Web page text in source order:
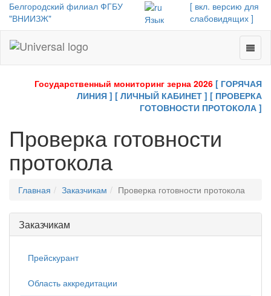
Белгородский филиал ФГБУ
"ВНИИЗЖ"
Язык
[ вкл. версию для
слабовидящих ]
-
Toggle
Государственный мониторинг зерна 2026 [ ГОРЯЧАЯ
ЛИНИЯ ] [ ЛИЧНЫЙ КАБИНЕТ ] [ ПРОВЕРКА
ГОТОВНОСТИ ПРОТОКОЛА ]
Проверка готовности
протокола
Главная Заказчикам Проверка готовности протокола
Заказчикам
Прейскурант
Область аккредитации